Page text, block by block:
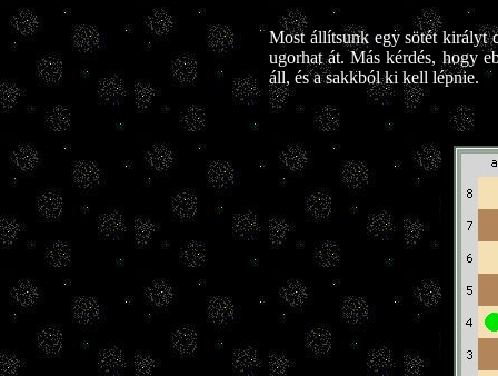
Most állítsunk egy sötét királyt
ugorhat át. Más kérdés, hogy
áll, és a sakkból ki kell lépnie.